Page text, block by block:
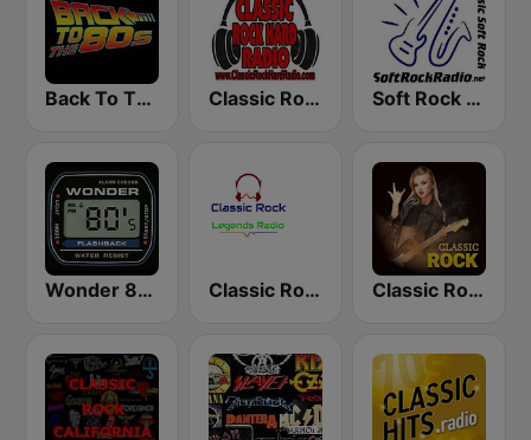
Back To The 80's Radio Classic Rock Hard Radio Soft Rock Radio
Wonder 80's Classic Rock Legends Radio Classic Rock Station